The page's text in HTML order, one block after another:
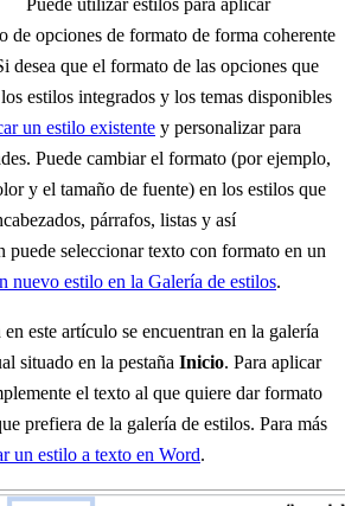
de opciones de formato de forma coherente
desea que el formato de las opciones que
estilos integrados y los temas disponibles
un estilo existente y personalizar para
Puede cambiar el formato (por ejemplo,
y el tamaño de fuente) en los estilos que
párrafos, listas y así
puede seleccionar texto con formato en un
nuevo estilo en la Galería de estilos.
este artículo se encuentran en la galería
situado en la pestaña Inicio. Para aplicar
el texto al que quiere dar formato
prefiera de la galería de estilos. Para más
un estilo a texto en Word.